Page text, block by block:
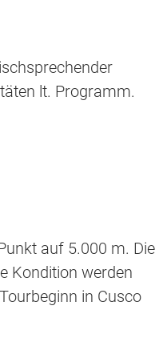
lt. Programm.
auf 5.000 m. Die
Kondition werden
in Cusco